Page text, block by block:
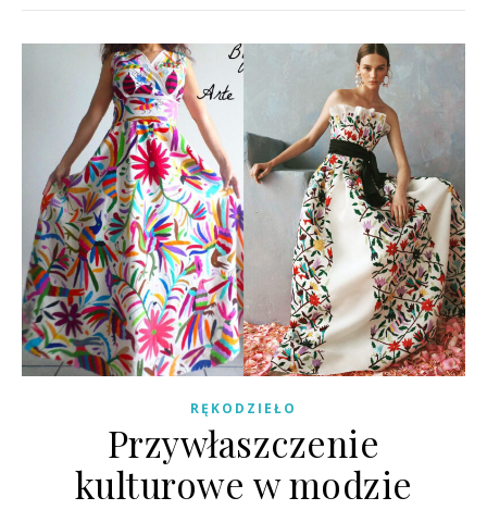
RĘKODZIEŁO
Przywłaszczenie
kulturowe w modzie